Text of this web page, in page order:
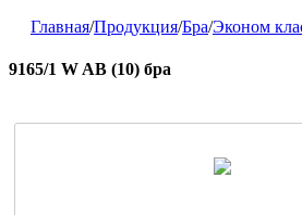
Главная/Продукция/Бра/Эконом
9165/1 W AB (10) бра